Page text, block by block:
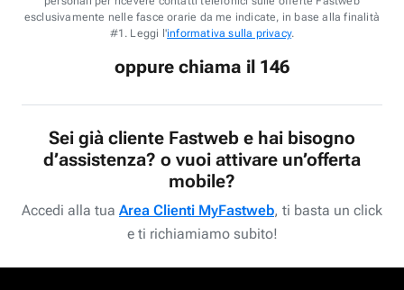
esclusivamente nelle fasce orarie da me indicate, in base alla finalità
#1. Leggi l'informativa sulla privacy.
oppure chiama il 146
Sei già cliente Fastweb e hai bisogno
d’assistenza? o vuoi attivare un’offerta
mobile?
Accedi alla tua Area Clienti MyFastweb, ti basta un click
e ti richiamiamo subito!